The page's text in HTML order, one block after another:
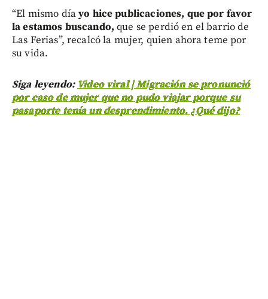
“El mismo díayo hice publicaciones, que por favor
la estamos buscando, que se perdió en el barrio de
Las Ferias”, recalcó la mujer, quien ahora teme por
su vida.
Siga leyendo: Video viral | Migración se pronunció
por caso de mujer que no pudo viajar porque su
pasaporte tenía un desprendimiento. ¿Qué dijo?